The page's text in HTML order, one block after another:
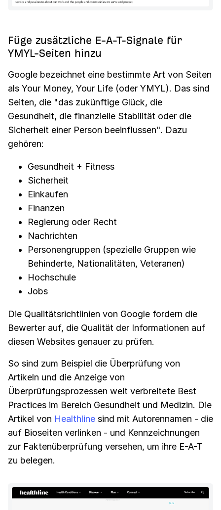
Füge zusätzliche E-A-T-Signale für
YMYL-Seiten hinzu
Google bezeichnet eine bestimmte Art von Seiten
als Your Money, Your Life (oder YMYL). Das sind
Seiten, die "das zukünftige Glück, die
Gesundheit, die finanzielle Stabilität oder die
Sicherheit einer Person beeinflussen". Dazu
gehören:
Gesundheit + Fitness
Sicherheit
Einkaufen
Finanzen
Regierung oder Recht
Nachrichten
Personengruppen (spezielle Gruppen wie
Behinderte, Nationalitäten, Veteranen)
Hochschule
Jobs
Die Qualitätsrichtlinien von Google fordern die
Bewerter auf, die Qualität der Informationen auf
diesen Websites genauer zu prüfen.
So sind zum Beispiel die Überprüfung von
Artikeln und die Anzeige von
Überprüfungsprozessen weit verbreitete Best
Practices im Bereich Gesundheit und Medizin. Die
Artikel von Healthline sind mit Autorennamen - die
auf Bioseiten verlinken - und Kennzeichnungen
zur Faktenüberprüfung versehen, um ihre E-A-T
zu belegen.